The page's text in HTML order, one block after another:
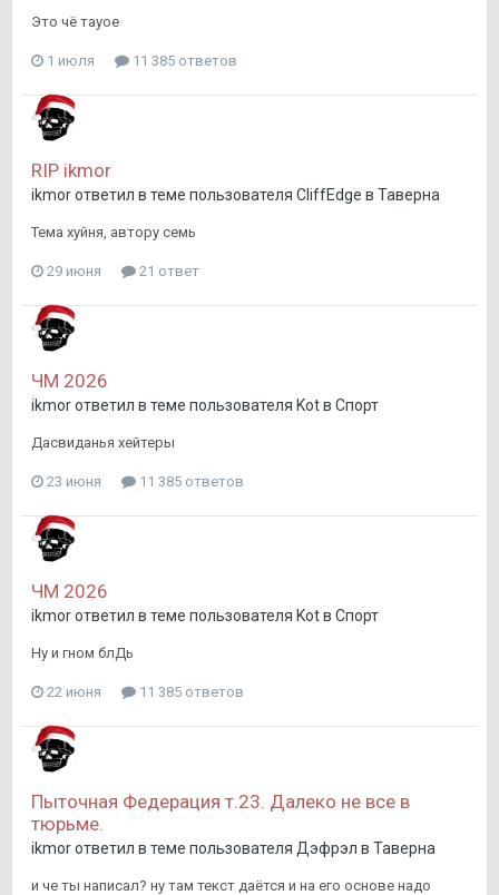
Это чё тауое
1 июля 11 385 ответов
RIP ikmor
ikmorответил в теме пользователя CliffEdge в Таверна
Тема хуйня, автору семь
29 июня 21 ответ
ЧМ 2026
ikmorответил в теме пользователя Kotв Спорт
Дасвиданья хейтеры
23 июня 11 385 ответов
ЧМ 2026
ikmorответил в теме пользователя Kotв Спорт
Ну и гном блДь
22 июня 11 385 ответов
Пыточная Федерация т.23. Далеко не все в
тюрьме.
ikmorответил в теме пользователя Дэфрэл в Таверна
и че ты написал? ну там текст даётся и на его основе надо